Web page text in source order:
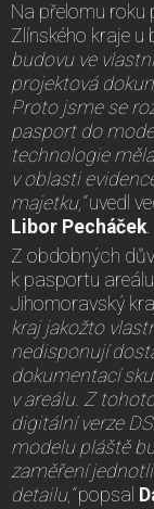
Na přelomu roku
Zlínského kraje u
budovu ve
projektová
Proto jsme se
pasport do
technologie
v oblasti
majetku,“uvedl
Libor Pecháček.
Z obdobných
k pasportu
Jihomoravský
kraj jakožto
nedisponují
dokumentací
v areálu. Z
digitální verze
modelu pláště
zaměření
detailu,“popsal